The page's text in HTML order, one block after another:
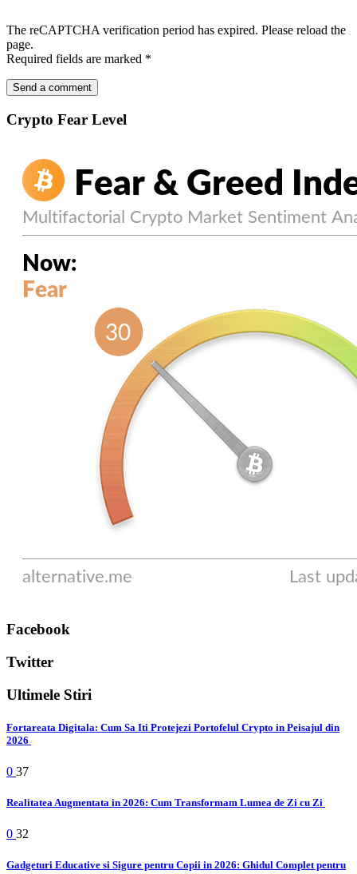
The reCAPTCHA verification period has expired. Please reload the
page.
Required fields are marked *
Crypto Fear Level
Facebook
Twitter
Ultimele Stiri
Fortareata Digitala: Cum Sa Iti Protejezi Portofelul Crypto in Peisajul din
2026
0 37
Realitatea Augmentata in 2026: Cum Transformam Lumea de Zi cu Zi
0 32
Gadgeturi Educative si Sigure pentru Copii in 2026: Ghidul Complet pentru